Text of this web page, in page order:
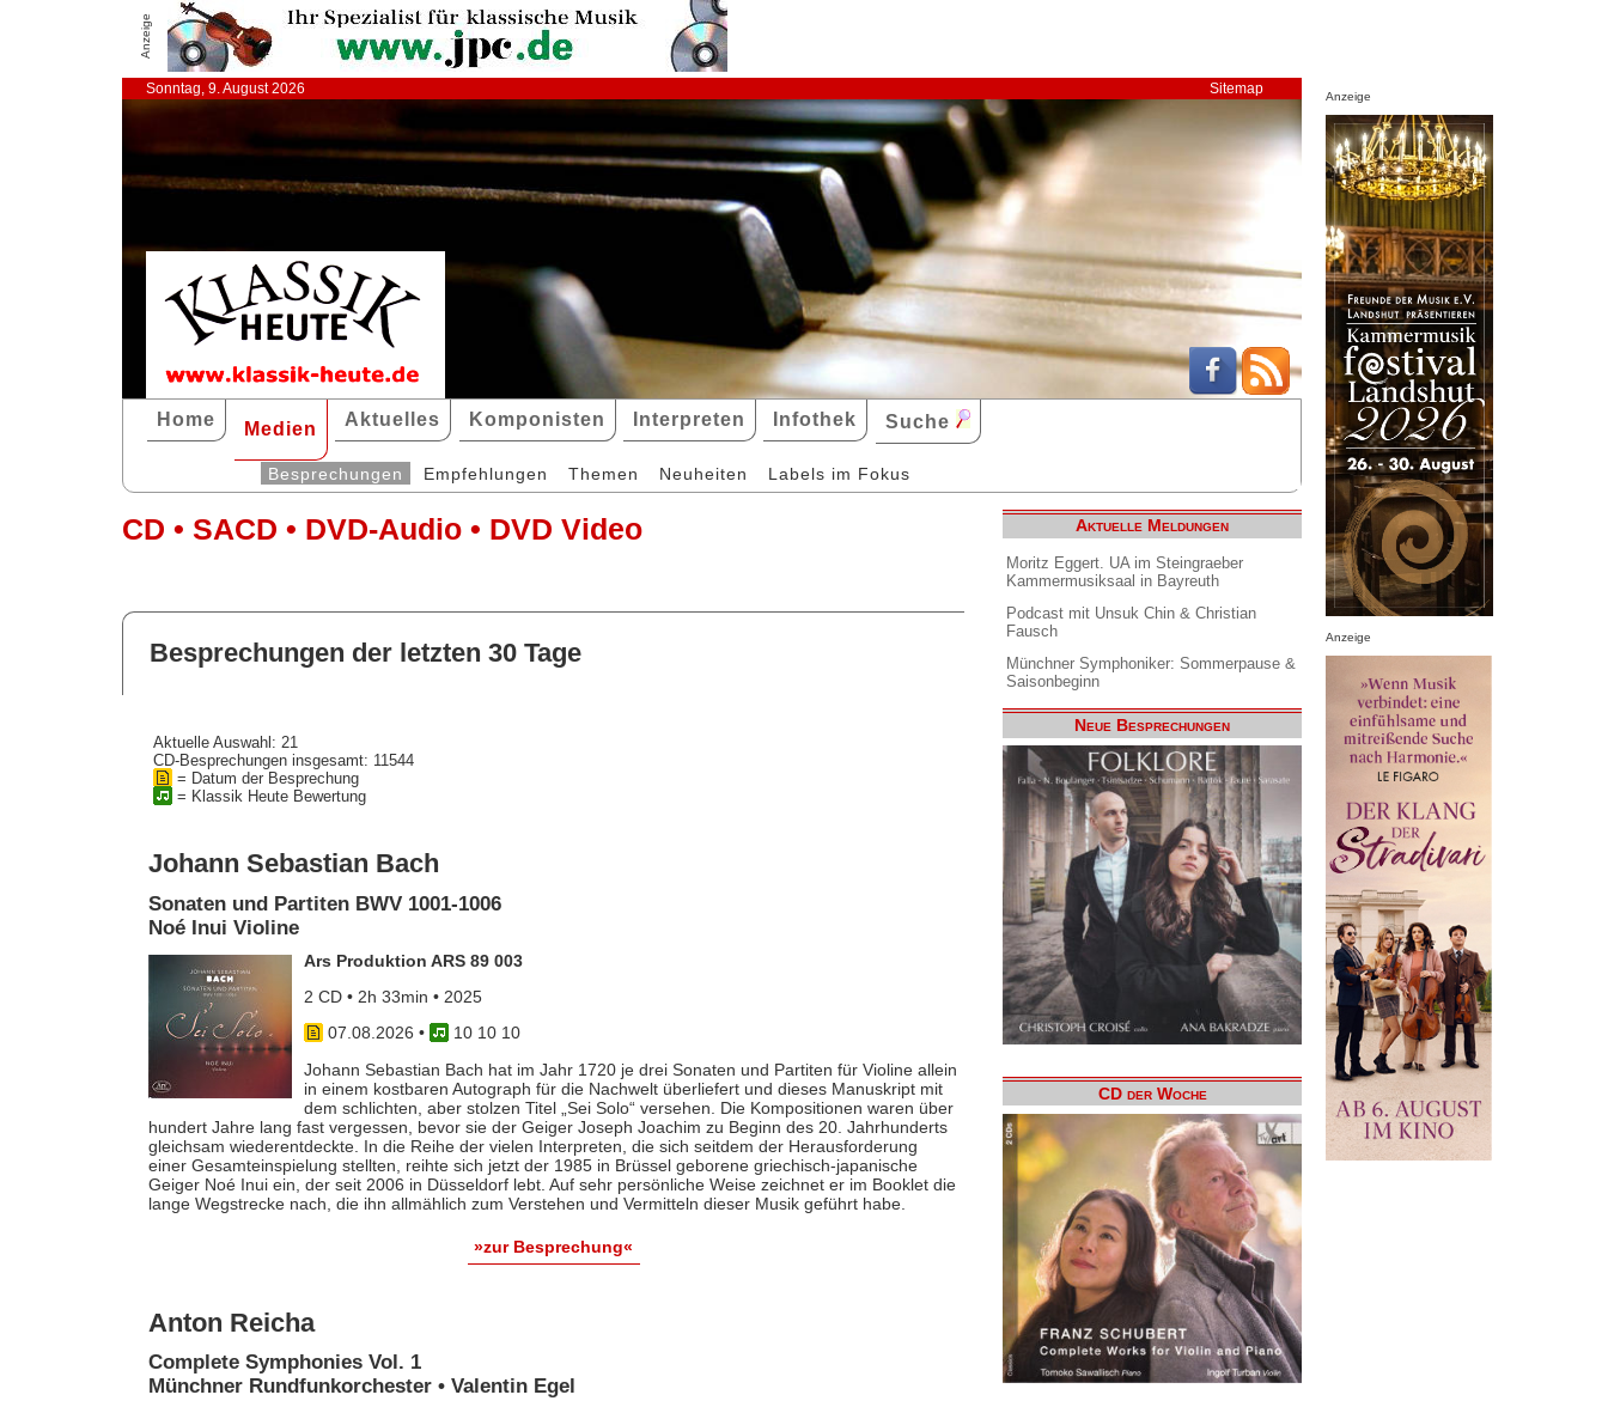
Anzeige
Sonntag, 9. August 2026 Sitemap
Home Medien Aktuelles Komponisten Interpreten Infothek Suche
Besprechungen Empfehlungen Themen Neuheiten Labels im Fokus
CD • SACD • DVD-Audio • DVD Video
Besprechungen der letzten 30 Tage
Aktuelle Auswahl: 21
CD-Besprechungen insgesamt: 11544
= Datum der Besprechung
= Klassik Heute Bewertung
Johann Sebastian Bach
Sonaten und Partiten BWV 1001-1006
Noé Inui Violine
Ars Produktion ARS 89 003
2 CD • 2h 33min • 2025
07.08.2026 •
10 10 10
Johann Sebastian Bach hat im Jahr 1720 je drei Sonaten und Partiten für Violine allein
in einem kostbaren Autograph für die Nachwelt überliefert und dieses Manuskript mit
dem schlichten, aber stolzen Titel „Sei Solo“ versehen. Die Kompositionen waren über
hundert Jahre lang fast vergessen, bevor sie der Geiger Joseph Joachim zu Beginn des 20. Jahrhunderts
gleichsam wiederentdeckte. In die Reihe der vielen Interpreten, die sich seitdem der Herausforderung
einer Gesamteinspielung stellten, reihte sich jetzt der 1985 in Brüssel geborene griechisch-japanische
Geiger Noé Inui ein, der seit 2006 in Düsseldorf lebt. Auf sehr persönliche Weise zeichnet er im Booklet die
lange Wegstrecke nach, die ihn allmählich zum Verstehen und Vermitteln dieser Musik geführt habe.
»zur Besprechung«
Anton Reicha
Complete Symphonies Vol. 1
Münchner Rundfunkorchester • Valentin Egel
Aktuelle Meldungen
Moritz Eggert. UA im Steingraeber
Kammermusiksaal in Bayreuth
Podcast mit Unsuk Chin & Christian
Fausch
Münchner Symphoniker: Sommerpause &
Saisonbeginn
Neue Besprechungen
CD der Woche
Anzeige
Anzeige